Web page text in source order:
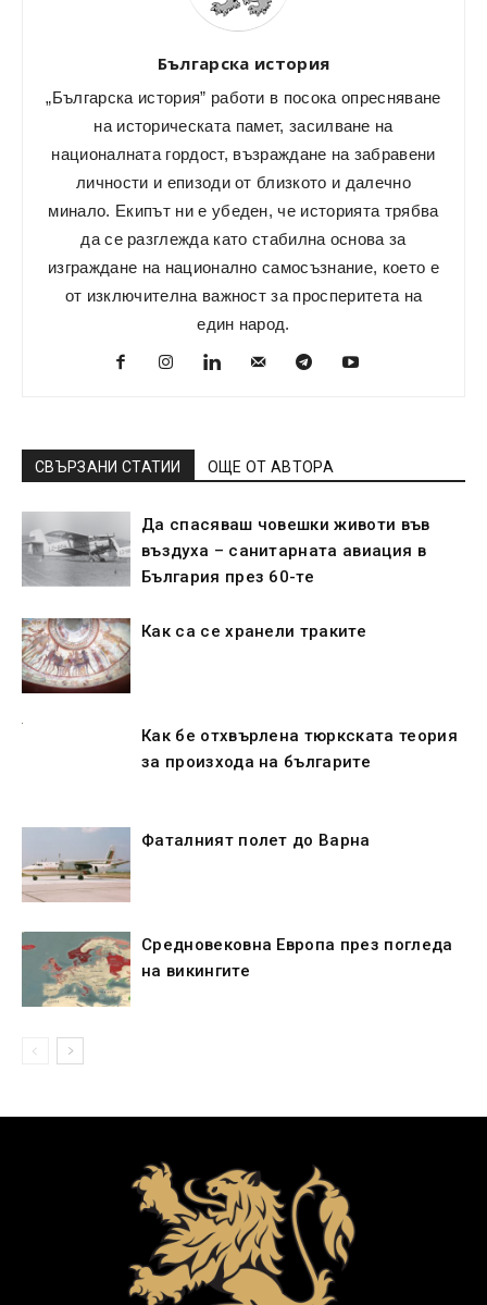
Българска история
„Българска история” работи в посока опресняване
на историческата памет, засилване на
националната гордост, възраждане на забравени
личности и епизоди от близкото и далечно
минало. Екипът ни е убеден, че историята трябва
да се разглежда като стабилна основа за
изграждане на национално самосъзнание, което е
от изключителна важност за просперитета на
един народ.
СВЪРЗАНИ СТАТИИ ОЩЕ ОТ АВТОРА
Да спасяваш човешки животи във
въздуха – санитарната авиация в
България през 60-те
Как са се хранeли траките
Как бе отхвърлена тюркската теория
за произхода на българите
Фаталният полет до Варна
Средновековна Европа през погледа
на викингите